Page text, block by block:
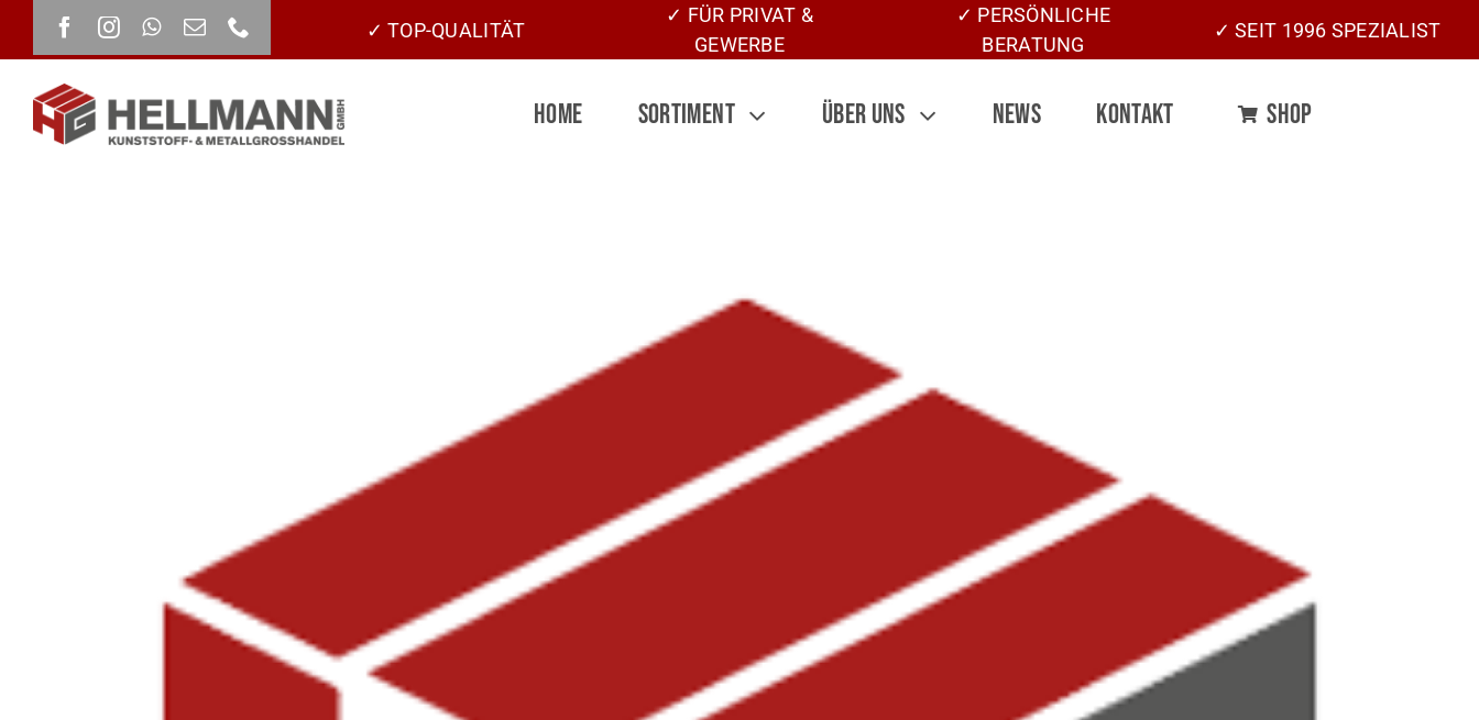
✓ TOP-QUALITÄT
✓ FÜR PRIVAT &
GEWERBE
✓ PERSÖNLICHE
BERATUNG
✓ SEIT 1996 SPEZIALIST
HOME SORTIMENT ÜBER UNS NEWS KONTAKT SHOP